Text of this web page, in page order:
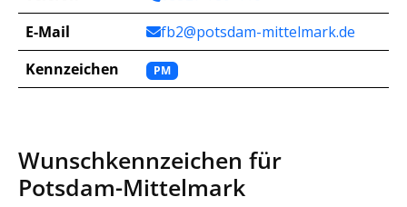
E-Mail
fb2@potsdam-mittelmark.de
Kennzeichen
PM
Wunschkennzeichen für
Potsdam-Mittelmark